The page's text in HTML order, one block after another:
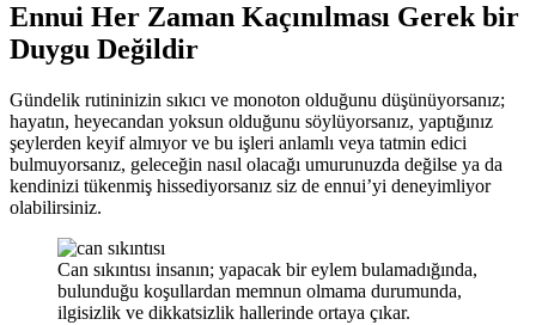
Ennui Her Zaman Kaçınılması Gerek bir
Duygu Değildir
Gündelik rutininizin sıkıcı ve monoton olduğunu düşünüyorsanız;
hayatın, heyecandan yoksun olduğunu söylüyorsanız, yaptığınız
şeylerden keyif almıyor ve bu işleri anlamlı veya tatmin edici
bulmuyorsanız, geleceğin nasıl olacağı umurunuzda değilse ya da
kendinizi tükenmiş hissediyorsanız siz de ennui’yi deneyimliyor
olabilirsiniz.
Can sıkıntısı insanın; yapacak bir eylem bulamadığında,
bulunduğu koşullardan memnun olmama durumunda,
ilgisizlik ve dikkatsizlik hallerinde ortaya çıkar.